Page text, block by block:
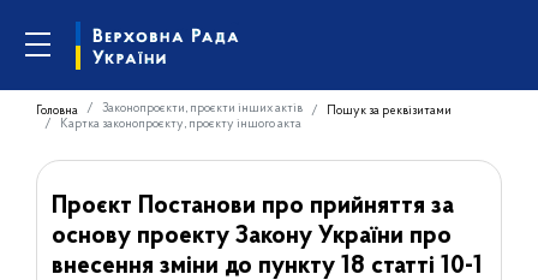
Головна Законопроєкти, проєкти інших актів
Пошук за реквізитами
Картка законопроєкту, проєкту іншого акта
Проєкт Постанови про прийняття за
основу проекту Закону України про
внесення зміни до пункту 18 статті 10-1